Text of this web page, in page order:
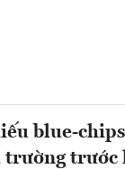
blue-
trước